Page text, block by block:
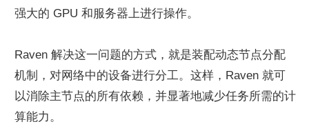
强大的 GPU 和服务器上进行操作。
Raven 解决这一问题的方式，就是装配动态节点分配
机制，对网络中的设备进行分工。这样，Raven 就可
以消除主节点的所有依赖，并显著地减少任务所需的计
算能力。